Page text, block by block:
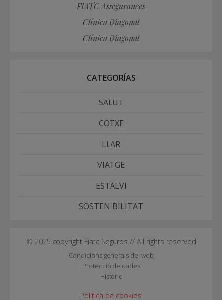
FIATC Assegurances
Clínica Diagonal
Clínica Diagonal
CATEGORÍAS
SALUT
COTXE
LLAR
VIATGE
ESTALVI
SOSTENIBILITAT
© 2025 copyright Fiatc Seguros // All rights reserved
Condicions generals del web
Protecció de dades
Històric
Política de cookies